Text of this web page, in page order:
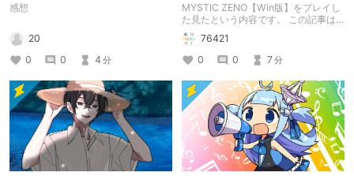
感想
20
0
0 4 分
MYSTIC ZENO【Win版】をプレイし
た見たという内容です。 この記事は
通常のクリエイターズ記事です。
76421
0
0 7分